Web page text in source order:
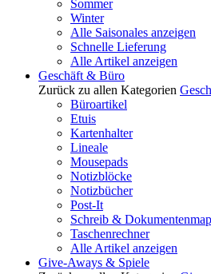
Sommer
Winter
Alle Saisonales anzeigen
Schnelle Lieferung
Alle Artikel anzeigen
Geschäft & Büro
Zurück zu allen Kategorien
Büroartikel
Etuis
Kartenhalter
Lineale
Mousepads
Notizblöcke
Notizbücher
Post-It
Schreib &
Taschenrechner
Alle Artikel anzeigen
Give-Aways & Spiele